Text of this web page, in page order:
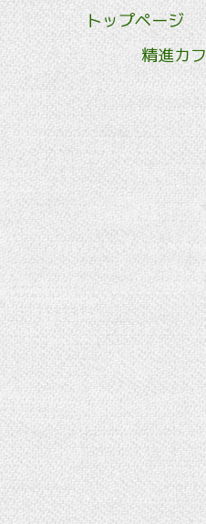
トップページ
精進カ